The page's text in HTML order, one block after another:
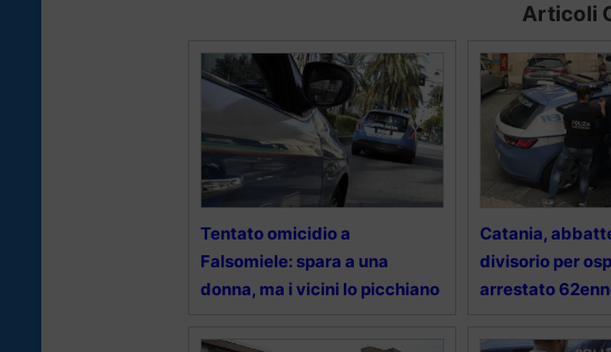
Articoli
Tentato omicidio a
Falsomiele: spara a una
donna, ma i vicini lo picchiano
Catania,
divisorio per
arrestato